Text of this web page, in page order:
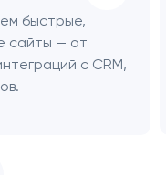
быстрые,
сайты — от
с CRM,